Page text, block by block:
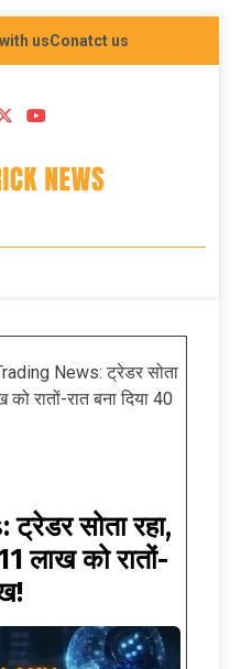
usConatct us
NEWS
News: ट्रेडर सोता
रातों-रात बना दिया 40
सोता रहा,
लाख को रातों-